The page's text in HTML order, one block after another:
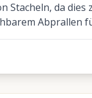
Stacheln, da dies
Abprallen